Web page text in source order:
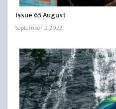
Issue 65 August
September 2, 2022